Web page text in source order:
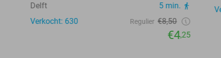
Delft
5 min.
Verkocht: 630
Regulier €8,50
€4,25